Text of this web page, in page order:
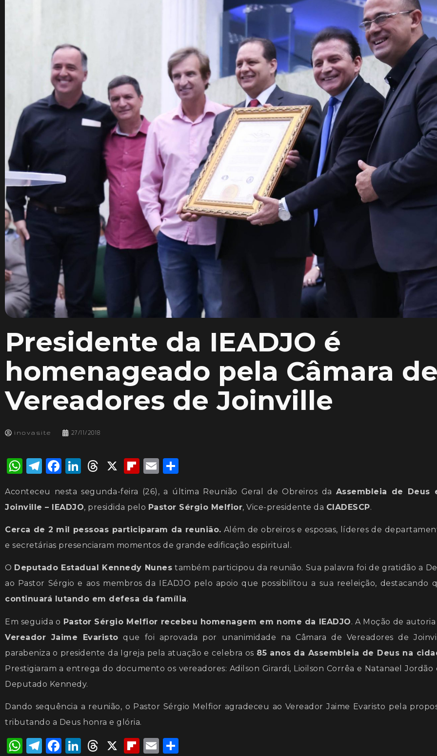
Presidente da IEADJO é
homenageado pela Câmara
Vereadores de Joinville
inovasite 27/11/2018
WhatsApp
Telegram
Facebook
LinkedIn
Threads
X Flipboard
Email
Aconteceu nesta segunda-feira (26), a última Reunião Geral de Obreiros da Assembleia de Deus
Joinville – IEADJO, presidida pelo Pastor Sérgio Melfior, Vice-presidente da CIADESCP.
Cerca de 2 mil pessoas participaram da reunião. Além de obreiros e esposas, líderes de
e secretárias presenciaram momentos de grande edificação espiritual.
O Deputado Estadual Kennedy Nunes também participou da reunião. Sua palavra foi de gratidão a
ao Pastor Sérgio e aos membros da IEADJO pelo apoio que possibilitou a sua reeleição, destacando
continuará lutando em defesa da família.
Em seguida o Pastor Sérgio Melfior recebeu homenagem em nome da IEADJO. A Moção de
Vereador Jaime Evaristo que foi aprovada por unanimidade na Câmara de Vereadores de
parabeniza o presidente da Igreja pela atuação e celebra os 85 anos da Assembleia de Deus na
Prestigiaram a entrega do documento os vereadores: Adilson Girardi, Lioilson Corrêa e Natanael Jordão
Deputado Kennedy.
Dando sequência a reunião, o Pastor Sérgio Melfior agradeceu ao Vereador Jaime Evaristo pela
tributando a Deus honra e glória.
WhatsApp
Telegram
Facebook
LinkedIn
Threads
X Flipboard
Email